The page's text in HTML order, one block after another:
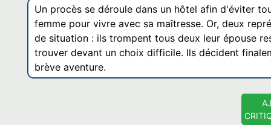
Un procès se déroule dans un hôtel afin d'éviter
femme pour vivre avec sa maîtresse. Or, deux
de situation : ils trompent tous deux leur épouse
trouver devant un choix difficile. Ils décident
brève aventure.